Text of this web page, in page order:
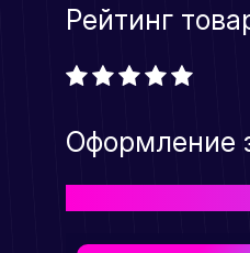
Рейтинг
Оформление